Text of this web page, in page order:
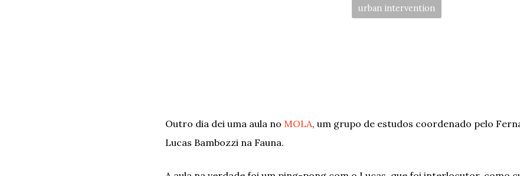
urban intervention
Outro dia dei uma aula noMOLA, um grupo de estudos coordenado pelo
Lucas Bambozzi na Fauna.